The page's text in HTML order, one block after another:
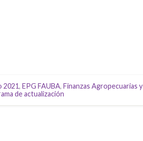
2021, EPG FAUBA, Finanzas Agropecuarias y
de actualización